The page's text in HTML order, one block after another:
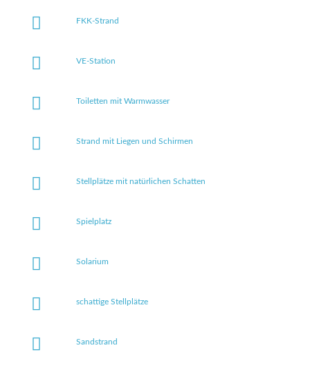
FKK-Strand
VE-Station
Toiletten mit Warmwasser
Strand mit Liegen und Schirmen
Stellplätze mit natürlichen Schatten
Spielplatz
Solarium
schattige Stellplätze
Sandstrand